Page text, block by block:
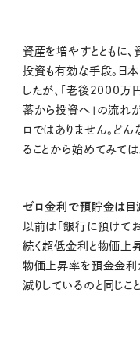
資産を増やすとともに、
投資も有効な手段。日
したが、「老後2000万
蓄から投資へ」の流れが
ロではありません。ど
ることから始めてみては
ゼロ金利で預貯金は目
以前は「銀行に預けて
続く超低金利と物価上
物価上昇率を預金金利
減りしているのと同じこ